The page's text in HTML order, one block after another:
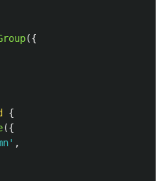
({
{
({
' ,